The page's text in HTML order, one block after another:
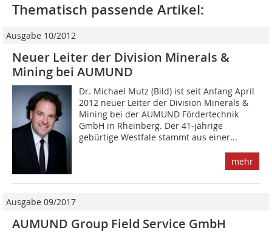
Thematisch passende Artikel:
Ausgabe 10/2012
Neuer Leiter der Division Minerals &
Mining bei AUMUND
Dr. Michael Mutz (Bild) ist seit Anfang April
2012 neuer Leiter der Division Minerals &
Mining bei der AUMUND Fördertechnik
GmbH in Rheinberg. Der 41-jährige
gebürtige Westfale stammt aus einer...
mehr
Ausgabe 09/2017
AUMUND Group Field Service GmbH